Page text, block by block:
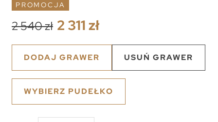
PROMOCJA
2 540 zł 2 311 zł
DODAJ GRAWER USUŃ GRAWER
WYBIERZ PUDEŁKO